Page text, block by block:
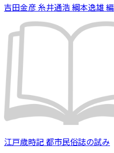
吉田金彦 糸井通浩 綱本逸雄 編
江戸歳時記 都市民俗誌の試み